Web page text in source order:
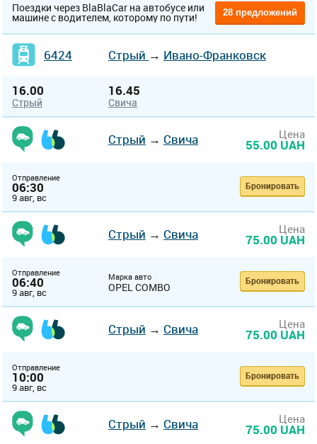
Поездки через BlaBlaCar на автобусе или
машине с водителем, которому по пути! 28 предложений
6424 Стрый → Ивано-Франковск
16.00
Стрый
16.45
Свича
Стрый → Свича Цена
55.00 UAH
Отправление
06:30
9 авг, вс
Бронировать
Стрый → Свича Цена
75.00 UAH
Отправление
06:40
9 авг, вс
Марка авто
OPEL COMBO Бронировать
Стрый → Свича Цена
75.00 UAH
Отправление
10:00
9 авг, вс
Бронировать
Стрый → Свича Цена
75.00 UAH